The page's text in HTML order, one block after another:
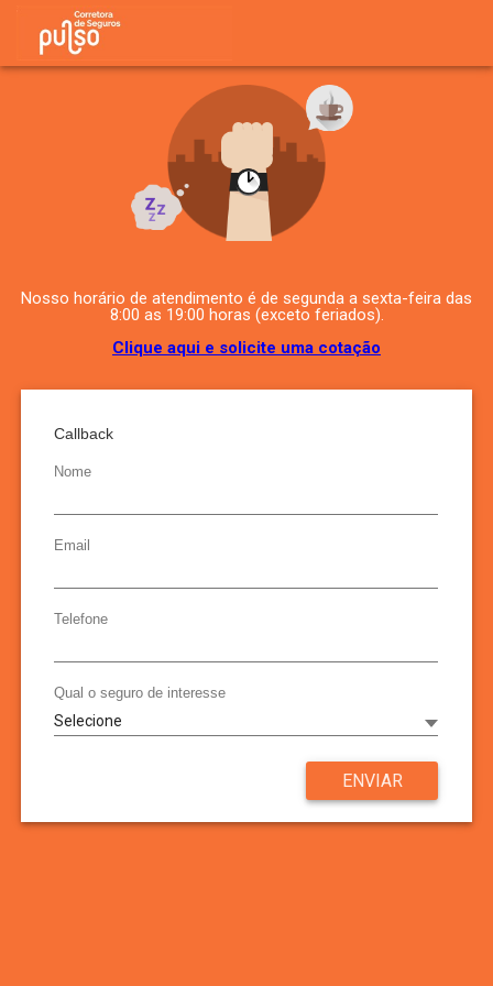
Nosso horário de atendimento é de segunda a sexta-feira das
8:00 as 19:00 horas (exceto feriados).
Clique aqui e solicite uma cotação
Callback
Nome
Email
Telefone
Qual o seguro de interesse
ENVIAR